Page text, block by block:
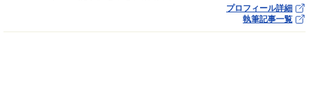
プロフィール詳細
執筆記事一覧